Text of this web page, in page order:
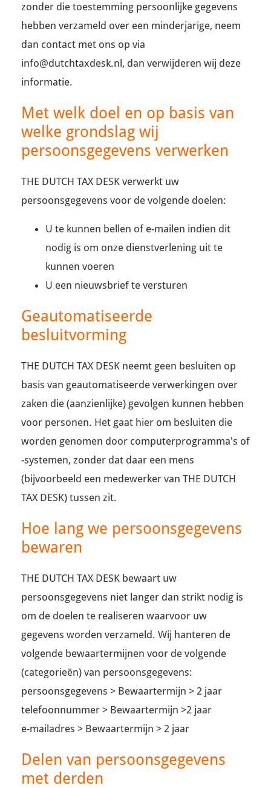
zonder die toestemming persoonlijke gegevens
hebben verzameld over een minderjarige, neem
dan contact met ons op via
info@dutchtaxdesk.nl, dan verwijderen wij deze
informatie.
Met welk doel en op basis van
welke grondslag wij
persoonsgegevens verwerken
THE DUTCH TAX DESK verwerkt uw
persoonsgegevens voor de volgende doelen:
U te kunnen bellen of e-mailen indien dit
nodig is om onze dienstverlening uit te
kunnen voeren
U een nieuwsbrief te versturen
Geautomatiseerde
besluitvorming
THE DUTCH TAX DESK neemt geen besluiten op
basis van geautomatiseerde verwerkingen over
zaken die (aanzienlijke) gevolgen kunnen hebben
voor personen. Het gaat hier om besluiten die
worden genomen door computerprogramma's of
-systemen, zonder dat daar een mens
(bijvoorbeeld een medewerker van THE DUTCH
TAX DESK) tussen zit.
Hoe lang we persoonsgegevens
bewaren
THE DUTCH TAX DESK bewaart uw
persoonsgegevens niet langer dan strikt nodig is
om de doelen te realiseren waarvoor uw
gegevens worden verzameld. Wij hanteren de
volgende bewaartermijnen voor de volgende
(categorieën) van persoonsgegevens:
persoonsgegevens > Bewaartermijn > 2 jaar
telefoonnummer > Bewaartermijn >2 jaar
e-mailadres > Bewaartermijn > 2 jaar
Delen van persoonsgegevens
met derden